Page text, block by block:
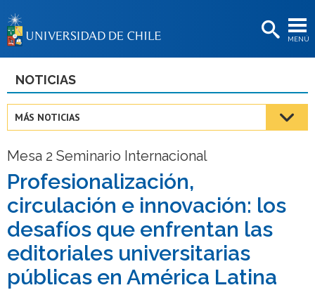
MENÚ
BIBLIOTECAS
Estudiantes
Académicas/os
Funcionarias/os
Egresadas/os
NOTICIAS
MÁS NOTICIAS
Mesa 2 Seminario Internacional
Profesionalización,
circulación e innovación: los
desafíos que enfrentan las
editoriales universitarias
públicas en América Latina